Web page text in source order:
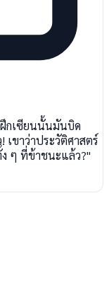
ฝึกเซียนนั้นมันบิด
ขาว่าประวัติศาสตร์
ๆ ที่ข้าชนะแล้ว?"